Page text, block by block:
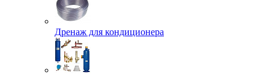
Дренаж для кондиционера